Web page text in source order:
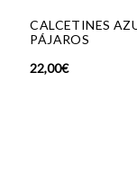
CALCETINES
PÁJAROS
22,00€